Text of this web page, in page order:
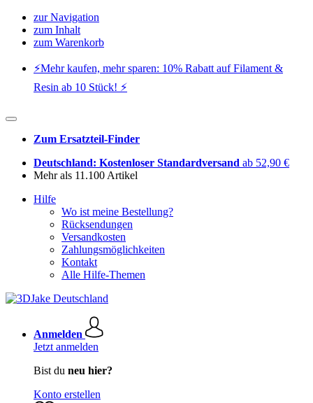
zur Navigation
zum Inhalt
zum Warenkorb
⚡️Mehr kaufen, mehr sparen: 10% Rabatt auf Filament &
Resin ab 10 Stück! ⚡️
Zum Ersatzteil-Finder
Deutschland: Kostenloser Standardversand ab 52,90 €
Mehr als 11.100 Artikel
Hilfe
Wo ist meine Bestellung?
Rücksendungen
Versandkosten
Zahlungsmöglichkeiten
Kontakt
Alle Hilfe-Themen
Anmelden
Jetzt anmelden
Bist du neu hier?
Konto erstellen